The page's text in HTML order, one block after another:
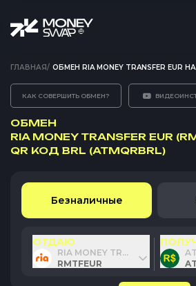
ГЛАВНАЯ/ ОБМЕН RIA MONEY TRANSFER EUR
КАК СОВЕРШИТЬ ОБМЕН?
ОБМЕН
RIA MONEY TRANSFER EUR
QR КОД BRL (ATMQRBRL)
Безналичные
ОТДАЮ
RIA MONEY TRANSFER EUR
RMTFEUR